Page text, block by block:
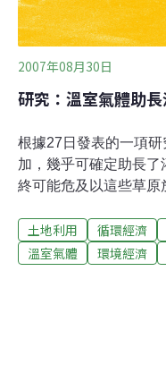
的眼先和搖擺的尾部，
2007年08月30日
研究：溫室氣體助
根據27日發表的一項
加，幾乎可確定助長
終可能危及以這些草
古及哈薩克都是如此
為此一趨勢和大氣層中
土地利用 循環經濟
溫室氣體
環境經濟